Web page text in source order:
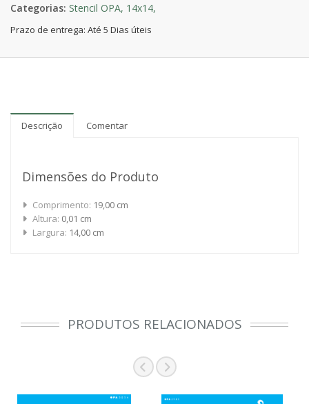
Categorias: Stencil OPA, 14x14,
Prazo de entrega: Até 5 Dias úteis
Descrição Comentar
Dimensões do Produto
Comprimento: 19,00 cm
Altura: 0,01 cm
Largura: 14,00 cm
PRODUTOS RELACIONADOS